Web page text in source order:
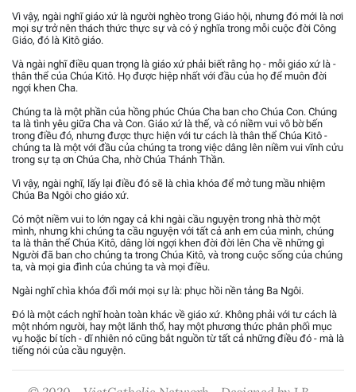
Vì vậy, ngài nghĩ giáo xứ là người nghèo trong Giáo hội, nhưng đó mới là nơi
mọi sự trở nên thách thức thực sự và có ý nghĩa trong mỗi cuộc đời Công
Giáo, đó là Kitô giáo.
Và ngài nghĩ điều quan trọng là giáo xứ phải biết rằng họ - mỗi giáo xứ là -
thân thể của Chúa Kitô. Họ được hiệp nhất với đầu của họ để muôn đời
ngợi khen Cha.
Chúng ta là một phần của hồng phúc Chúa Cha ban cho Chúa Con. Chúng
ta là tình yêu giữa Cha và Con. Giáo xứ là thế, và có niềm vui vô bờ bến
trong điều đó, nhưng được thực hiện với tư cách là thân thể Chúa Kitô -
chúng ta là một với đầu của chúng ta trong việc dâng lên niềm vui vĩnh cửu
trong sự tạ ơn Chúa Cha, nhờ Chúa Thánh Thần.
Vì vậy, ngài nghĩ, lấy lại điều đó sẽ là chìa khóa để mở tung mầu nhiệm
Chúa Ba Ngôi cho giáo xứ.
Có một niềm vui to lớn ngay cả khi ngài cầu nguyện trong nhà thờ một
mình, nhưng khi chúng ta cầu nguyện với tất cả anh em của mình, chúng
ta là thân thể Chúa Kitô, dâng lời ngợi khen đời đời lên Cha về những gì
Người đã ban cho chúng ta trong Chúa Kitô, và trong cuộc sống của chúng
ta, và mọi gia đình của chúng ta và mọi điều.
Ngài nghĩ chìa khóa đổi mới mọi sự là: phục hồi nền tảng Ba Ngôi.
Đó là một cách nghĩ hoàn toàn khác về giáo xứ. Không phải với tư cách là
một nhóm người, hay một lãnh thổ, hay một phương thức phân phối mục
vụ hoặc bí tích - dĩ nhiên nó cũng bắt nguồn từ tất cả những điều đó - mà là
tiếng nói của cầu nguyện.